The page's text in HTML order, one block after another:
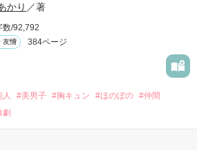
を知らない女の子と
る極道達との物語。
けの求め方も、何も知らなかった。
や)
が)メンバー
いと)
かり ／著
数/92,792
友情 384ページ
人 #美男子 #胸キュン #ほのぼの #仲間
劇